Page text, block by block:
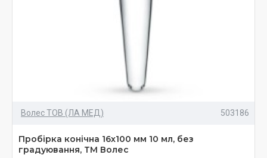
Волес ТОВ (ЛА МЕД) 503186
Пробірка конічна 16х100 мм 10 мл, без
градуювання, ТМ Волес